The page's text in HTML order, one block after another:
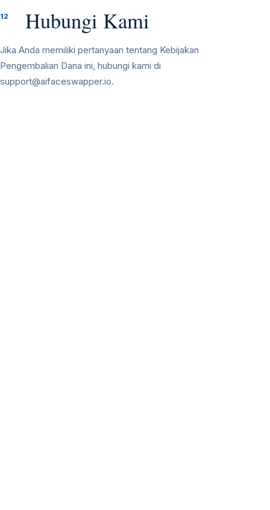
12 Hubungi Kami
Jika Anda memiliki pertanyaan tentang Kebijakan
Pengembalian Dana ini, hubungi kami di
support@aifaceswapper.io.